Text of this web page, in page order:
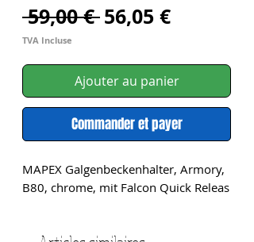
59,00 € Prix
56,05 €Prix
TVA Incluse
Ajouter au panier
Commander et payer
MAPEX Galgenbeckenhalter, Armory,
B80, chrome, mit Falcon Quick Releas